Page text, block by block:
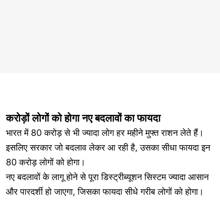
करोड़ों लोगों को होगा नए बदलावों का फायदा
भारत में 80 करोड़ से भी ज्यादा लोग हर महीने मुफ्त राशन लेते हैं।
इसलिए सरकार जो बदलाव लेकर आ रही है, उसका सीधा फायदा इन
80 करोड़ लोगों को होगा।
नए बदलावों के लागू होने से पूरा डिस्ट्रीब्यूशन सिस्टम ज्यादा आसान
और पारदर्शी हो जाएगा, जिसका फायदा सीधे गरीब लोगों को होगा।